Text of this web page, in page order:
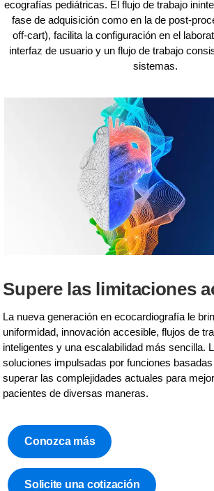
ecografías pediátricas. El flujo de trabajo
fase de adquisición como en la de post-
off-cart), facilita la configuración en el
interfaz de usuario y un flujo de trabajo
sistemas.
Supere las limitaciones
La nueva generación en ecocardiografía le
uniformidad, innovación accesible, flujos de
inteligentes y una escalabilidad más sencilla.
soluciones impulsadas por funciones
superar las complejidades actuales para
pacientes de diversas maneras.
Conozca más
Solicite una cotización